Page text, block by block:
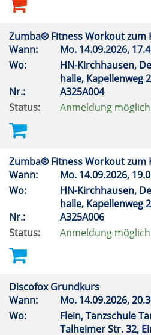
Zumba® Fitness Workout zum
Wann:
Mo. 14.09.2026,
Wo:
HN-Kirchhausen,
halle, Kapellenweg
Nr.:
A325A004
Status:
Anmeldung möglich
Zumba® Fitness Workout zum
Wann:
Mo. 14.09.2026,
Wo:
HN-Kirchhausen,
halle, Kapellenweg
Nr.:
A325A006
Status:
Anmeldung möglich
Discofox Grundkurs
Wann:
Mo. 14.09.2026,
Wo:
Flein, Tanzschule
Talheimer Str. 32,